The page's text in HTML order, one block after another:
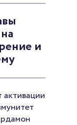
и
активации